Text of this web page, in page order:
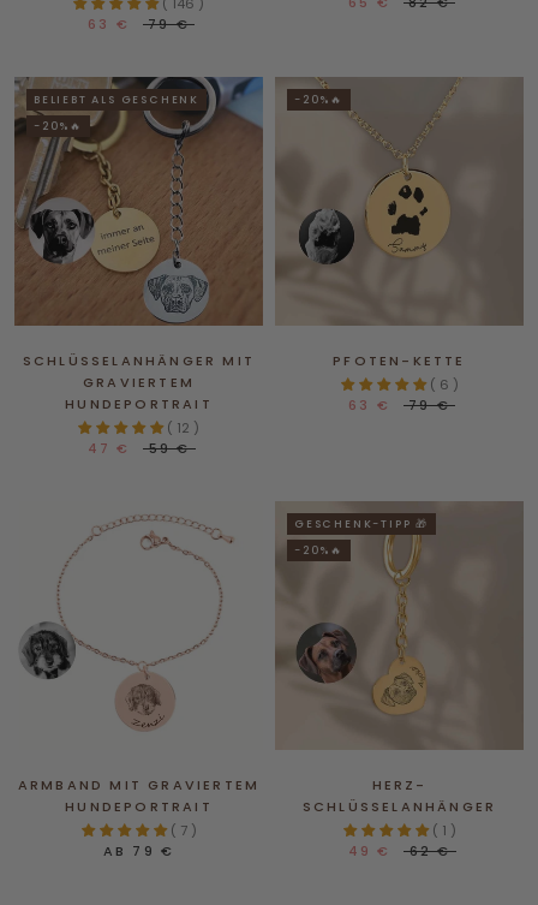
( 146 )
63 €
79 €
BELIEBT ALS GESCHENK
-20%🔥
SCHLÜSSELANHÄNGER MIT
GRAVIERTEM
HUNDEPORTRAIT
( 12 )
47 €
59 €
-20%🔥
PFOTEN-KETTE
( 6 )
63 €
79 €
ARMBAND MIT GRAVIERTEM
HUNDEPORTRAIT
( 7 )
AB 79 €
GESCHENK-TIPP 🎁
-20%🔥
HERZ-
SCHLÜSSELANHÄNGER
( 1 )
49 €
62 €